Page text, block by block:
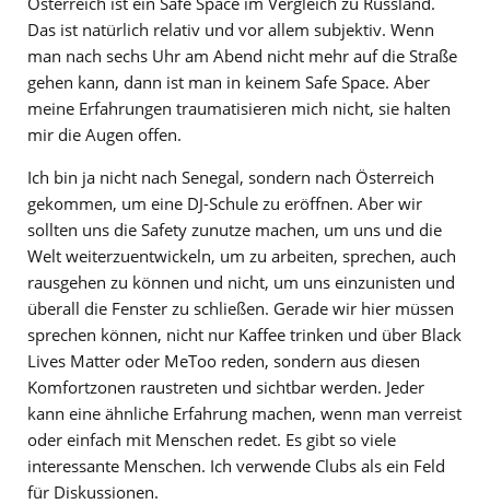
Das ist natürlich relativ und vor allem subjektiv. Wenn
man nach sechs Uhr am Abend nicht mehr auf die Straße
gehen kann, dann ist man in keinem Safe Space. Aber
meine Erfahrungen traumatisieren mich nicht, sie halten
mir die Augen offen.
Ich bin ja nicht nach Senegal, sondern nach Österreich
gekommen, um eine DJ-Schule zu eröffnen. Aber wir
sollten uns die Safety zunutze machen, um uns und die
Welt weiterzuentwickeln, um zu arbeiten, sprechen, auch
rausgehen zu können und nicht, um uns einzunisten und
überall die Fenster zu schließen. Gerade wir hier müssen
sprechen können, nicht nur Kaffee trinken und über Black
Lives Matter oder MeToo reden, sondern aus diesen
Komfortzonen raustreten und sichtbar werden. Jeder
kann eine ähnliche Erfahrung machen, wenn man verreist
oder einfach mit Menschen redet. Es gibt so viele
interessante Menschen. Ich verwende Clubs als ein Feld
für Diskussionen.